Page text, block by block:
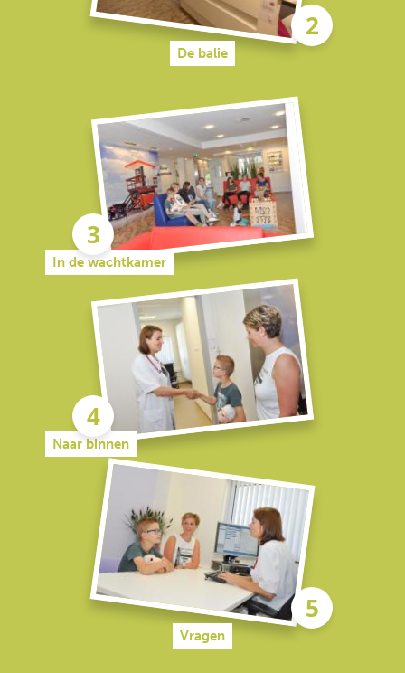
De balie
In de wachtkamer
Naar binnen
Vragen